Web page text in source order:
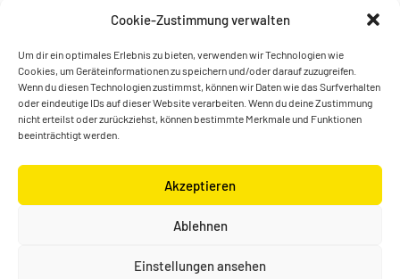
Cookie-Zustimmung verwalten
Um dir ein optimales Erlebnis zu bieten, verwenden wir Technologien wie
Cookies, um Geräteinformationen zu speichern und/oder darauf zuzugreifen.
Wenn du diesen Technologien zustimmst, können wir Daten wie das Surfverhalten
oder eindeutige IDs auf dieser Website verarbeiten. Wenn du deine Zustimmung
nicht erteilst oder zurückziehst, können bestimmte Merkmale und Funktionen
beeinträchtigt werden.
Akzeptieren
Ablehnen
Einstellungen ansehen
Jetzt spenden
© Konstantin Wecker | gestaltet von